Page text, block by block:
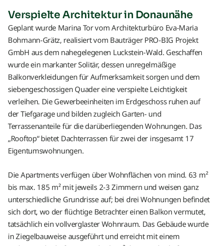
Verspielte Architektur in Donaunähe
Geplant wurde Marina Tor vom Architekturbüro Eva-Maria
Bohmann-Grätz, realisiert vom Bauträger PRO-BIG Projekt
GmbH aus dem nahegelegenen Luckstein-Wald. Geschaffen
wurde ein markanter Solitär, dessen unregelmäßige
Balkonverkleidungen für Aufmerksamkeit sorgen und dem
siebengeschossigen Quader eine verspielte Leichtigkeit
verleihen. Die Gewerbeeinheiten im Erdgeschoss ruhen auf
der Tiefgarage und bilden zugleich Garten- und
Terrassenanteile für die darüberliegenden Wohnungen. Das
„Rooftop“ bietet Dachterrassen für zwei der insgesamt 17
Eigentumswohnungen.
Die Apartments verfügen über Wohnflächen von mind. 63 m²
bis max. 185 m² mit jeweils 2-3 Zimmern und weisen ganz
unterschiedliche Grundrisse auf; bei drei Wohnungen befindet
sich dort, wo der flüchtige Betrachter einen Balkon vermutet,
tatsächlich ein vollverglaster Wohnraum. Das Gebäude wurde
in Ziegelbauweise ausgeführt und erreicht mit einem